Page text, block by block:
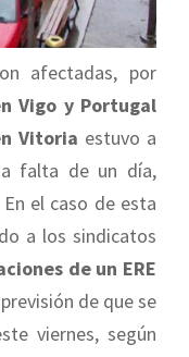
afectadas, por
Vigo y Portugal
Vitoria estuvo a
falta de un día,
el caso de esta
a los sindicatos
de un ERE
de que se
viernes, según